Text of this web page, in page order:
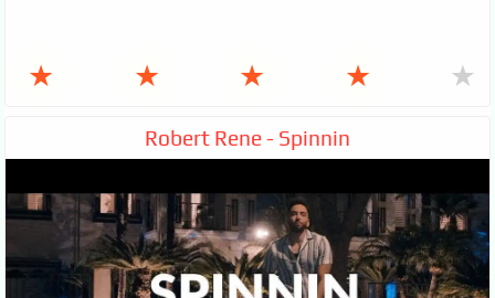
★ ★ ★ ★ ★
Robert Rene - Spinnin